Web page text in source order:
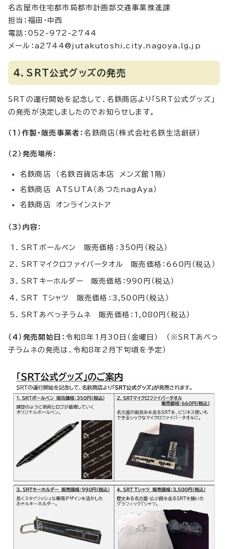
名古屋市住宅都市局都市計画部交通事業推進課
担当：福田・中西
電話：052-972-2744
メール：a2744@jutakutoshi.city.nagoya.lg.jp
4．SRT公式グッズの発売
SRTの運行開始を記念して、名鉄商店より「SRT公式グッズ」
の発売が決定しましたのでお知らせします。
（1）作製・販売事業者：名鉄商店（株式会社名鉄生活創研）
（2）発売場所：
名鉄商店 （名鉄百貨店本店 メンズ館1階）
名鉄商店 ATSUTA（あつたnagAya）
名鉄商店 オンラインストア
（3）内容：
SRTボールペン 販売価格：350円（税込）
SRTマイクロファイバータオル 販売価格：660円（税込）
SRTキーホルダー 販売価格：990円（税込）
SRT Tシャツ 販売価格：3,500円（税込）
SRTあべっ子ラムネ 販売価格：1,080円（税込）
（4）発売開始日： 令和8年1月30日（金曜日） （※SRTあべっ
子ラムネの発売は、令和8年2月下旬頃を予定）